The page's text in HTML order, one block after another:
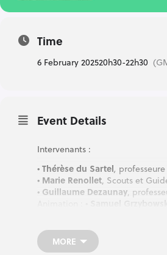
Time
6 February 202520h30-22h30
Event Details
Intervenants :
•Thérèse du Sartel,
• Marie Renollet, Scouts et
• Guillaume Dezaunay,
MORE